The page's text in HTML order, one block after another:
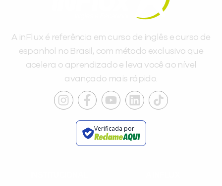
A inFlux é referência em curso de inglês e curso de
espanhol no Brasil, com método exclusivo que
acelera o aprendizado e leva você ao nível
avançado mais rápido.
Verificada por